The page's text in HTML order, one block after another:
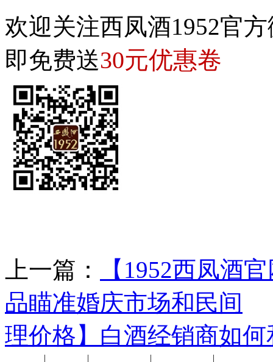
欢迎关注西凤酒1952官
即免费送30元优惠卷
上一篇：
【1952西凤酒
品瞄准婚庆市场和民间
理价格】白酒经销商如
| | | |